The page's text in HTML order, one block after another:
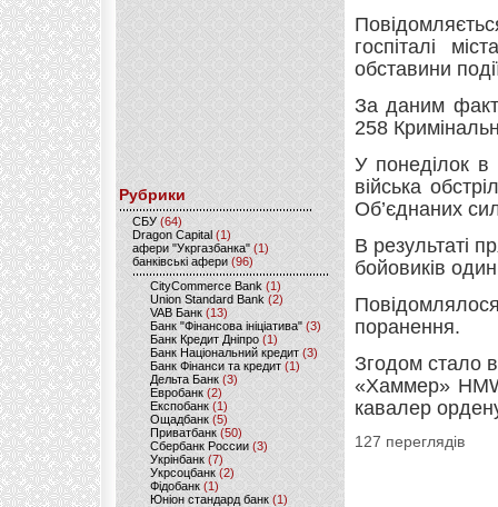
Рубрики
CБУ (64)
Dragon Capital (1)
афери "Укргазбанка" (1)
банківські афери (96)
CityCommerce Bank (1)
Union Standard Bank (2)
VAB Банк (13)
Банк "Фінансова ініціатива" (3)
Банк Кредит Дніпро (1)
Банк Національний кредит (3)
Банк Фінанси та кредит (1)
Дельта Банк (3)
Евробанк(2)
Експобанк (1)
Ощадбанк(5)
Приватбанк (50)
Сбербанк России (3)
Укрінбанк(7)
Укрсоцбанк (2)
Фідобанк (1)
Юніон стандард банк(1)
госпіталі
обставини
За даним
258
У понеділок в
війська
Об’єднаних
В результаті
бойовиків
поранення.
Згодом стало
«Хаммер»
кавалер
127 переглядів